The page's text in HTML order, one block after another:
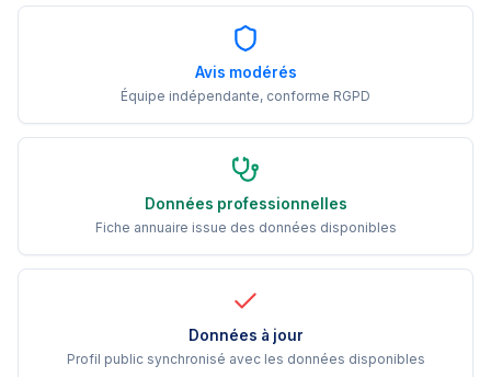
Avis modérés
Équipe indépendante, conforme RGPD
Données professionnelles
Fiche annuaire issue des données disponibles
Données à jour
Profil public synchronisé avec les données disponibles